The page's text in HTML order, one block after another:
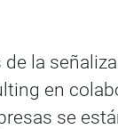
la
en
se